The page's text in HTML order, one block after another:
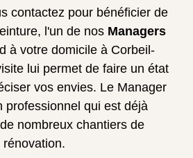
contactez pour bénéficier de
l'un de nos Managers
à votre domicile à Corbeil-
lui permet de faire un état
vos envies. Le Manager
professionnel qui est déjà
nombreux chantiers de
rénovation.